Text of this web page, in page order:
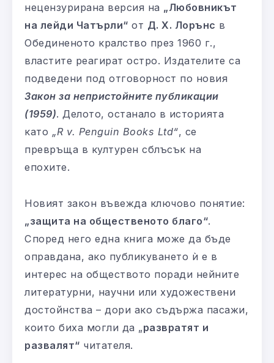
нецензурирана версия на „Любовникът
на лейди Чатърли“ от Д. Х. Лорънс в
Обединеното кралство през 1960 г.,
властите реагират остро. Издателите са
подведени под отговорност по новия
Закон за непристойните публикации
(1959). Делото, останало в историята
като „R v. Penguin Books Ltd“, се
превръща в културен сблъсък на
епохите.
Новият закон въвежда ключово понятие:
„защита на общественото благо“.
Според него една книга може да бъде
оправдана, ако публикуването ѝ е в
интерес на обществото поради нейните
литературни, научни или художествени
достойнства – дори ако съдържа пасажи,
които биха могли да „развратят и
развалят“ читателя.